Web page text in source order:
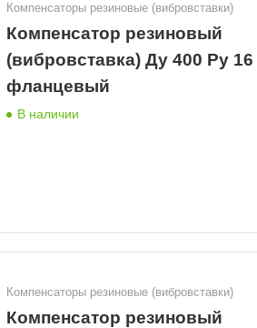
Компенсаторы резиновые (вибровставки)
Компенсатор резиновый
(вибровставка) Ду 400 Ру 16
фланцевый
В наличии
Компенсаторы резиновые (вибровставки)
Компенсатор резиновый